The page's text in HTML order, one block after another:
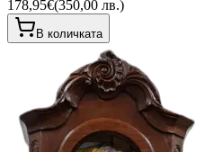
178,95€(350,00 лв.)
В количката